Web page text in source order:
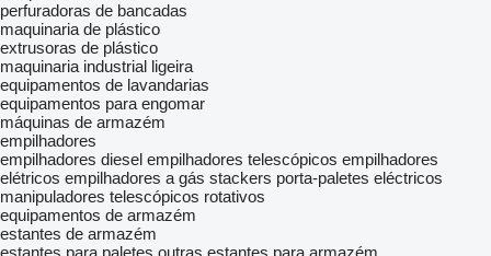
perfuradoras de bancadas
maquinaria de plástico
extrusoras de plástico
maquinaria industrial ligeira
equipamentos de lavandarias
equipamentos para engomar
máquinas de armazém
empilhadores
empilhadores diesel empilhadores telescópicos empilhadores
elétricos empilhadores a gás stackers porta-paletes eléctricos
manipuladores telescópicos rotativos
equipamentos de armazém
estantes de armazém
estantes para paletes outras estantes para armazém